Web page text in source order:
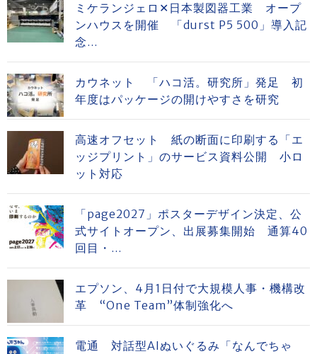
ミケランジェロ✕日本製図器工業 オープ
ンハウスを開催 「durst P5 500」導入記
念...
カウネット 「ハコ活。研究所」発足 初
年度はパッケージの開けやすさを研究
高速オフセット 紙の断面に印刷する「エ
ッジプリント」のサービス資料公開 小ロ
ット対応
「page2027」ポスターデザイン決定、公
式サイトオープン、出展募集開始 通算40
回目・...
エプソン、4月1日付で大規模人事・機構改
革 “One Team”体制強化へ
電通 対話型AIぬいぐるみ「なんでちゃ